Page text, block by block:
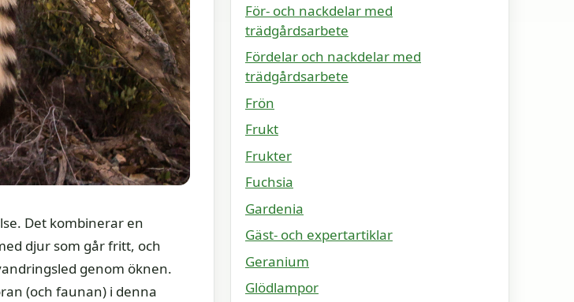
Det kombinerar en
djur som går fritt, och
genom öknen.
(och faunan) i denna
För- och nackdelar med
trädgårdsarbete
Fördelar och nackdelar med
trädgårdsarbete
Frön
Frukt
Frukter
Fuchsia
Gardenia
Gäst- och expertartiklar
Geranium
Glödlampor